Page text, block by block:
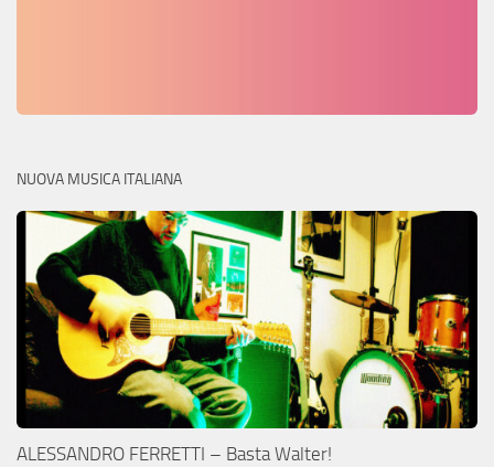
NUOVA MUSICA ITALIANA
ALESSANDRO FERRETTI – Basta Walter!